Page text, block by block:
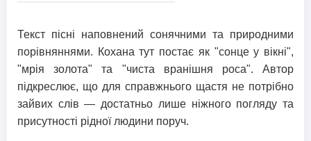
Текст пісні наповнений сонячними та природними
порівняннями. Кохана тут постає як "сонце у вікні",
"мрія золота" та "чиста вранішня роса". Автор
підкреслює, що для справжнього щастя не потрібно
зайвих слів — достатньо лише ніжного погляду та
присутності рідної людини поруч.